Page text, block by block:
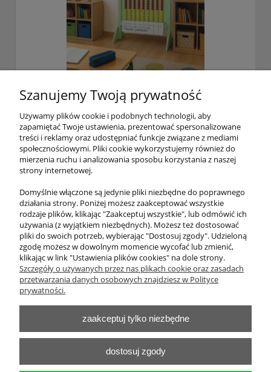
Liczydło dziesiątkowe 90
1 168,50 zł
zawiera 23% VAT, bez kosztów dostawy
do koszyka
O nas
Pomoc
Moje konto
Szanujemy Twoją prywatność
Używamy plików cookie i podobnych technologii, aby
zapamiętać Twoje ustawienia, prezentować spersonalizowane
treści i reklamy oraz udostępniać funkcje związane z mediami
społecznościowymi. Pliki cookie wykorzystujemy również do
mierzenia ruchu i analizowania sposobu korzystania z naszej
strony internetowej.
Domyślnie włączone są jedynie pliki niezbędne do poprawnego
działania strony. Poniżej możesz zaakceptować wszystkie
rodzaje plików, klikając "Zaakceptuj wszystkie", lub odmówić ich
używania (z wyjątkiem niezbędnych). Możesz też dostosować
pliki do swoich potrzeb, wybierając "Dostosuj zgody". Udzieloną
zgodę możesz w dowolnym momencie wycofać lub zmienić,
klikając w link "Ustawienia plików cookies" na dole strony.
Szczegóły o używanych przez nas plikach cookie oraz zasadach
przetwarzania danych osobowych znajdziesz w Polityce
prywatności.
zaakceptuj tylko niezbędne
dostosuj zgody